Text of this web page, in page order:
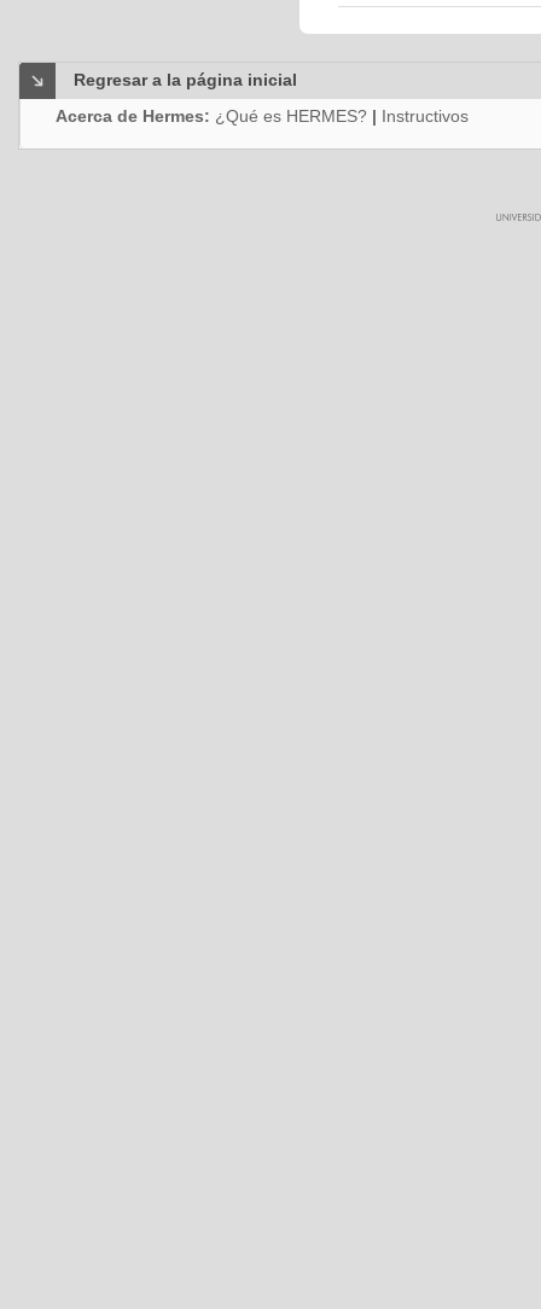
Regresar a la página inicial
Acerca de Hermes: ¿Qué es HERMES? | Instructivos